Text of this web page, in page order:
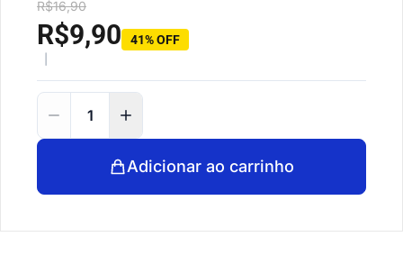
R$16,90
R$9,90 41% OFF
Adicionar ao carrinho